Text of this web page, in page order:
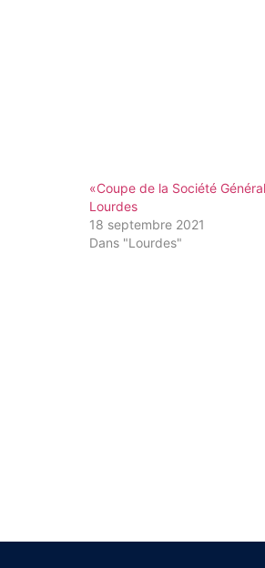
«Coupe de la Société
Lourdes
18 septembre 2021
Dans "Lourdes"